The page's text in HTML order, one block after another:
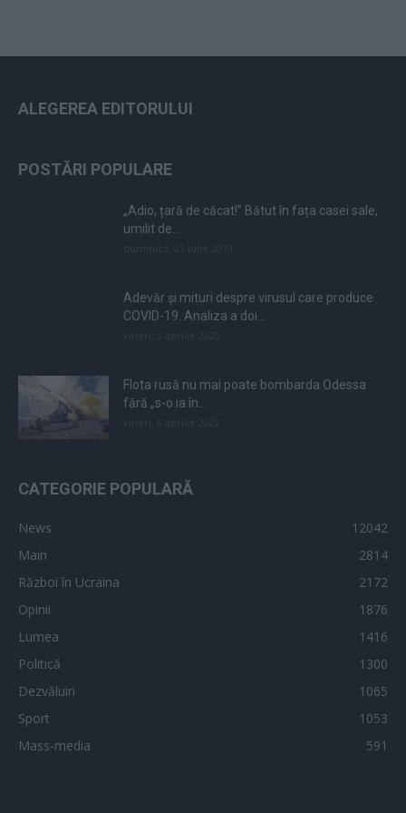
ALEGEREA EDITORULUI
POSTĂRI POPULARE
„Adio, țară de căcat!” Bătut în fața casei sale,
umilit de...
Adevăr și mituri despre virusul care produce
COVID-19. Analiza a doi...
Flota rusă nu mai poate bombarda Odessa
fără „s-o ia în...
CATEGORIE POPULARĂ
News
12042
Main
2814
Război în Ucraina
2172
Opinii
1876
Lumea
1416
Politică
1300
Dezvăluiri
1065
Sport
1053
Mass-media
591